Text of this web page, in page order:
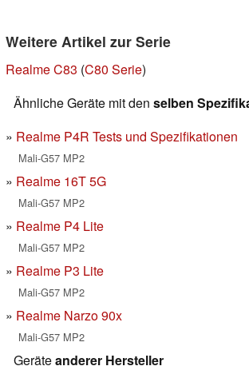
Weitere Artikel zur Serie
Realme C83 (C80 Serie)
Ähnliche Geräte mit den selben
Realme P4R Tests und Spezifikationen
Mali-G57 MP2
Realme 16T 5G
Mali-G57 MP2
Realme P4 Lite
Mali-G57 MP2
Realme P3 Lite
Mali-G57 MP2
Realme Narzo 90x
Mali-G57 MP2
Geräteanderer Hersteller